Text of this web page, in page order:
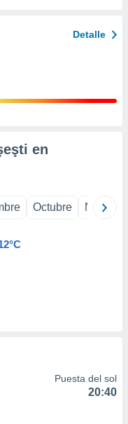
Detalle
en
Octubre
Puesta del sol
20:40